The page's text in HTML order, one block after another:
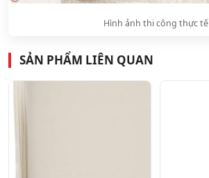
Hình ảnh thi công thực tế
SẢN PHẨM LIÊN QUAN